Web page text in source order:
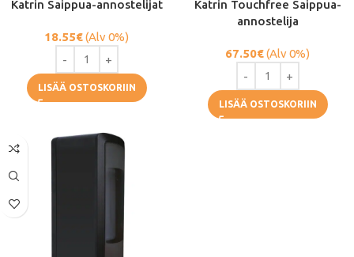
Katrin Saippua-annostelijat
18.55€(Alv 0%)
LISÄÄ OSTOSKORIIN
Katrin Touchfree Saippua-
annostelija
67.50€(Alv 0%)
LISÄÄ OSTOSKORIIN